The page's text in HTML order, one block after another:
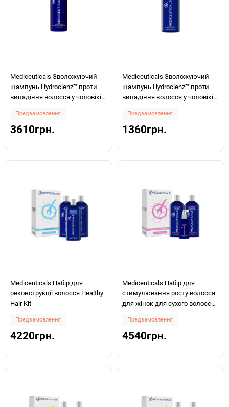
Mediceuticals Зволожуючий
шампунь Hydroclenz™ проти
випадіння волосся у чоловіків
шкіри голови 1000мл
Предзамовлення
3610грн.
Mediceuticals Зволожуючий
шампунь Hydroclenz™ проти
випадіння волосся у чоловіків
шкіри голови 250мл
Предзамовлення
1360грн.
Mediceuticals Набір для
реконструкції волосся Healthy
Hair Kit
Предзамовлення
4220грн.
Mediceuticals Набір для
стимулювання росту волосся
для жінок для сухого волосся
Предзамовлення
4540грн.